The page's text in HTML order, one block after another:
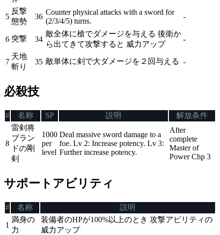
5
反撃
態勢
36
Counter physical attacks with a sword for
(2/3/4/5) turns.
-
6 突撃 34
敵全体に槍でダメージを与える 後衛か
ら出てきて攻撃すると 威力アップ
-
7
天地
斬り
35 敵単体に剣で大ダメージを２回与える -
必殺技
# 名称 SP 説明 解放条件
8
雷剣将
ブラン
ドの剛
剣
1000
per
level
Deal massive sword damage to a
foe. Lv 2: Increase potency. Lv 3:
Further increase potency.
After
complete
Master of
Power Chp 3
サポートアビリティ
# 名称 説明
1
満身の
力
装備者のHPが100%以上のとき 攻撃アビリティの
威力アップ